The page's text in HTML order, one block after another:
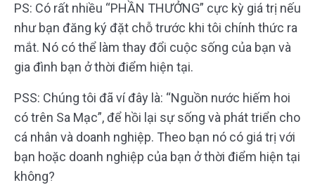
PS: Có rất nhiều “PHẦN THƯỞNG” cực kỳ giá trị nếu
như bạn đăng ký đặt chỗ trước khi tôi chính thức ra
mắt. Nó có thể làm thay đổi cuộc sống của bạn và
gia đình bạn ở thời điểm hiện tại.
PSS: Chúng tôi đã ví đây là: “Nguồn nước hiếm hoi
có trên Sa Mạc”, để hồi lại sự sống và phát triển cho
cá nhân và doanh nghiệp. Theo bạn nó có giá trị với
bạn hoặc doanh nghiệp của bạn ở thời điểm hiện tại
không?